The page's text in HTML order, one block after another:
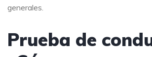
generales.
Prueba de